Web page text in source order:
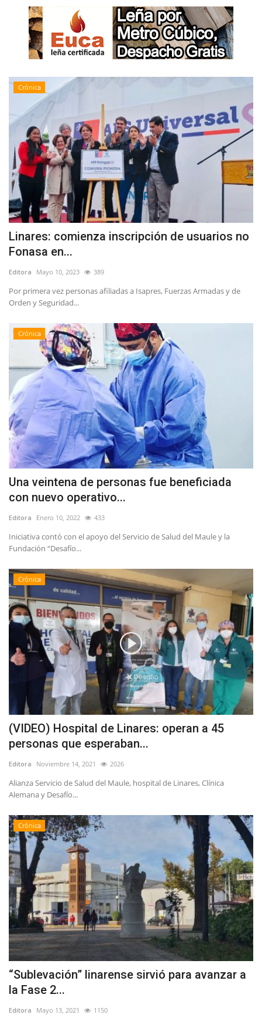
Crónica
Linares: comienza inscripción de usuarios no
Fonasa en...
Editora Mayo 10, 2023 389
Por primera vez personas afiliadas a Isapres, Fuerzas Armadas y de
Orden y Seguridad...
Crónica
Una veintena de personas fue beneficiada
con nuevo operativo...
Editora Enero 10, 2022 433
Iniciativa contó con el apoyo del Servicio de Salud del Maule y la
Fundación “Desafío...
Crónica
(VIDEO) Hospital de Linares: operan a 45
personas que esperaban...
Editora Noviembre 14, 2021 2026
Alianza Servicio de Salud del Maule, hospital de Linares, Clínica
Alemana y Desafío...
Crónica
“Sublevación” linarense sirvió para avanzar a
la Fase 2...
Editora Mayo 13, 2021 1150